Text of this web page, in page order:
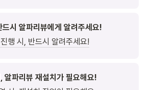
드시 알파리뷰에게 알려주세요!
행 시, 반드시 알려주세요!
알파리뷰 재설치가 필요해요!